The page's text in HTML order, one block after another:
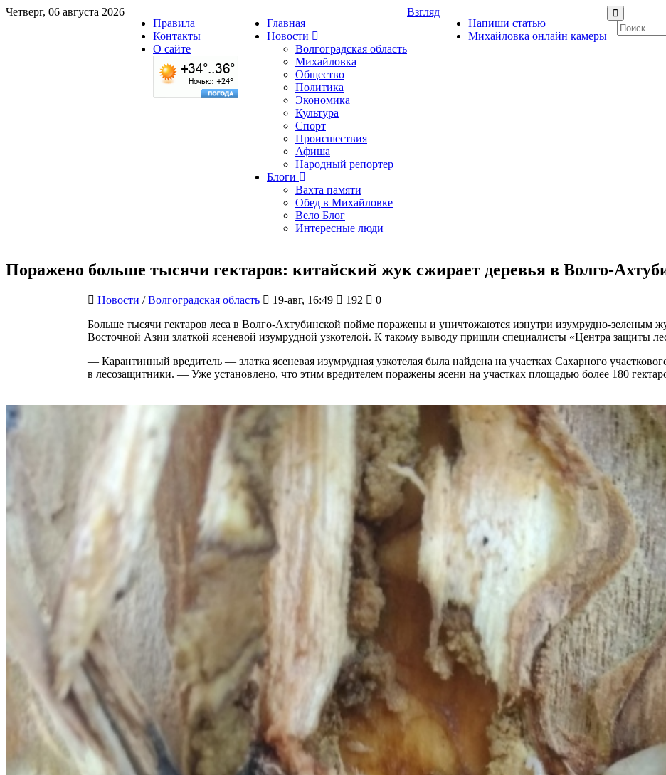
Четверг, 06 августа 2026
Правила
Контакты
О сайте
Главная
Новости
Волгоградская область
Михайловка
Общество
Политика
Экономика
Культура
Спорт
Происшествия
Афиша
Народный репортер
Блоги
Вахта памяти
Обед в Михайловке
Вело Блог
Интересные люди
Взгляд
Напиши статью
Михайловка онлайн камеры
Поражено больше тысячи гектаров: китайский жук сжирает деревья в Волго-
Новости /Волгоградская область 19-авг, 16:49 192 0
Больше тысячи гектаров леса в Волго-Ахтубинской пойме поражены и уничтожаются изнутри изумрудно-зеленым
Восточной Азии златкой ясеневой изумрудной узкотелой. К такому выводу пришли специалисты «Центра защиты
— Карантинный вредитель — златка ясеневая изумрудная узкотелая была найдена на участках Сахарного
в лесозащитники. — Уже установлено, что этим вредителем поражены ясени на участках площадью более 180